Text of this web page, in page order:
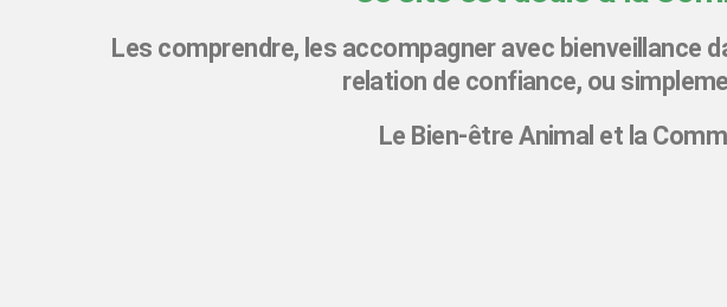
Les comprendre, les accompagner avec bienveillance
relation de confiance, ou
Le Bien-être Animal et la